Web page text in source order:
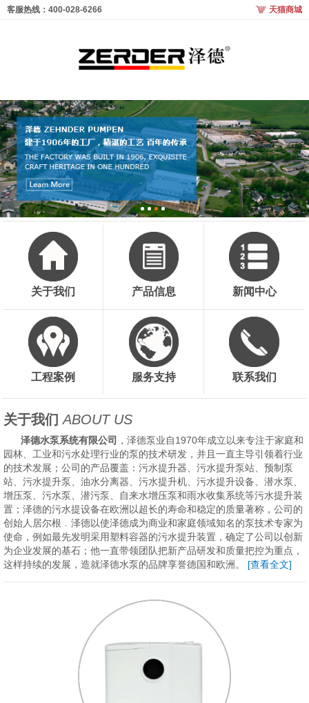
客服热线：400-028-6266 天猫商城
关于我们 产品信息 新闻中心
工程案例 服务支持 联系我们
关于我们 ABOUT US
泽德水泵系统有限公司 ，泽德泵业自1970年成立以来专注于家庭和
园林、工业和污水处理行业的泵的技术研发，并且一直主导引领着行业
的技术发展；公司的产品覆盖：污水提升器、污水提升泵站、预制泵
站、污水提升泵、油水分离器、污水提升机、污水提升设备、潜水泵、
增压泵、污水泵、潜污泵、自来水增压泵和雨水收集系统等污水提升装
置；泽德的污水提设备在欧洲以超长的寿命和稳定的质量著称，公司的
创始人居尔根﹒泽德以使泽德成为商业和家庭领域知名的泵技术专家为
使命，例如最先发明采用塑料容器的污水提升装置，确定了公司以创新
为企业发展的基石；他一直带领团队把新产品研发和质量把控为重点，
这样持续的发展，造就泽德水泵的品牌享誉德国和欧洲。 [查看全文]